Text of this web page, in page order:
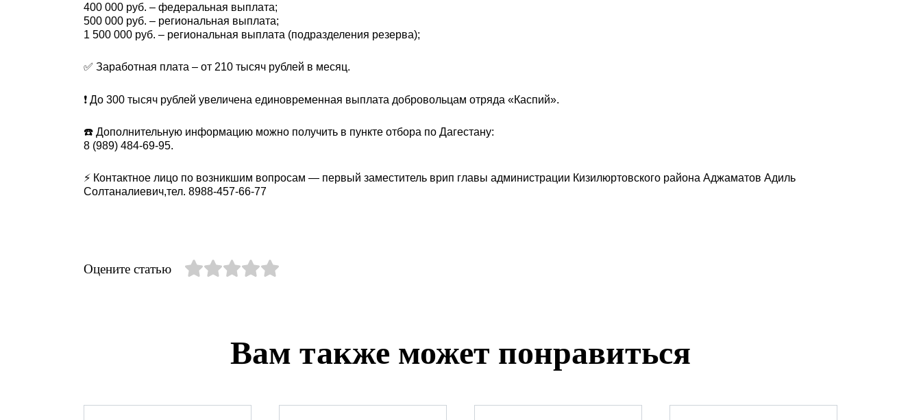
400 000 руб. – федеральная выплата;
500 000 руб. – региональная выплата;
1 500 000 руб. – региональная выплата (подразделения резерва);
✅ Заработная плата – от 210 тысяч рублей в месяц.
❗️ До 300 тысяч рублей увеличена единовременная выплата добровольцам отряда «Каспий».
☎️ Дополнительную информацию можно получить в пункте отбора по Дагестану:
8 (989) 484-69-95.
⚡️ Контактное лицо по возникшим вопросам — первый заместитель врип главы администрации Кизилюртовского района Аджаматов Адиль
Солтаналиевич,тел. 8988-457-66-77
Оцените статью
Вам также может понравиться